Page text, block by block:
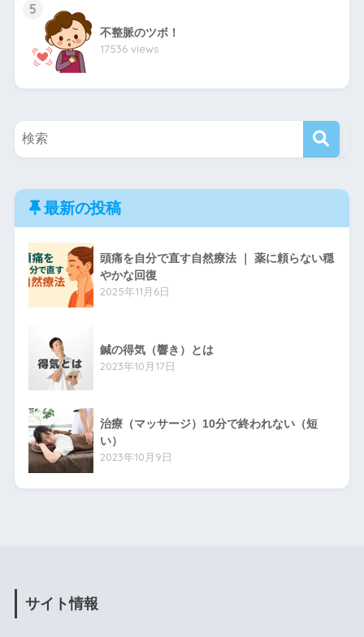
5
不整脈のツボ！
17536 views
最新の投稿
頭痛を自分で直す自然療法 ｜ 薬に頼らない穏
やかな回復
2025年11月6日
鍼の得気（響き）とは
2023年10月17日
治療（マッサージ）10分で終われない（短
い）
2023年10月9日
サイト情報